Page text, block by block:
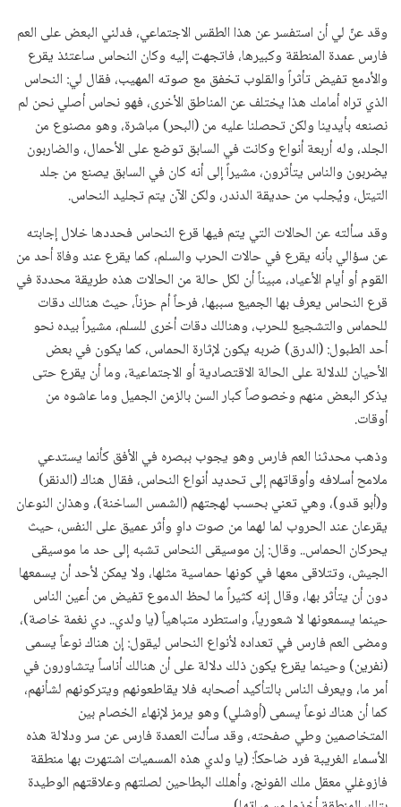
وقد عنّ لي أن استفسر عن هذا الطقس الاجتماعي، فدلني البعض على العم
فارس عمدة المنطقة وكبيرها، فاتجهت إليه وكان النحاس ساعتئذ يقرع
والأدمع تفيض تأثراً والقلوب تخفق مع صوته المهيب، فقال لي: النحاس
الذي تراه أمامك هذا يختلف عن المناطق الأخرى، فهو نحاس أصلي نحن لم
نصنعه بأيدينا ولكن تحصلنا عليه من (البحر) مباشرة، وهو مصنوع من
الجلد، وله أربعة أنواع وكانت في السابق توضع على الأحمال، والضاربون
يضربون والناس يتأثرون، مشيراً إلى أنه كان في السابق يصنع من جلد
التيتل، ويُجلب من حديقة الدندر، ولكن الآن يتم تجليد النحاس.
وقد سألته عن الحالات التي يتم فيها قرع النحاس فحددها خلال إجابته
عن سؤالي بأنه يقرع في حالات الحرب والسلم، كما يقرع عند وفاة أحد من
القوم أو أيام الأعياد، مبيناً أن لكل حالة من الحالات هذه طريقة محددة في
قرع النحاس يعرف بها الجميع سببها، فرحاً أم حزناً، حيث هنالك دقات
للحماس والتشجيع للحرب، وهنالك دقات أخرى للسلم، مشيراً بيده نحو
أحد الطبول: (الدرق) ضربه يكون لإثارة الحماس، كما يكون في بعض
الأحيان للدلالة على الحالة الاقتصادية أو الاجتماعية، وما أن يقرع حتى
يذكر البعض منهم وخصوصاً كبار السن بالزمن الجميل وما عاشوه من
أوقات.
وذهب محدثنا العم فارس وهو يجوب ببصره في الأفق كأنما يستدعي
ملامح أسلافه وأوقاتهم إلى تحديد أنواع النحاس، فقال هناك (الدنقر)
و(أبو قدو)، وهي تعني بحسب لهجتهم (الشمس الساخنة)، وهذان النوعان
يقرعان عند الحروب لما لهما من صوت داوٍ وأثر عميق على النفس، حيث
يحركان الحماس.. وقال: إن موسيقى النحاس تشبه إلى حد ما موسيقى
الجيش، وتتلاقى معها في كونها حماسية مثلها، ولا يمكن لأحد أن يسمعها
دون أن يتأثر بها، وقال إنه كثيراً ما لحظ الدموع تفيض من أعين الناس
حينما يسمعونها لا شعورياً، واستطرد متباهياً (يا ولدي.. دي نغمة خاصة)،
ومضى العم فارس في تعداده لأنواع النحاس ليقول: إن هناك نوعاً يسمى
(نفرين) وحينما يقرع يكون ذلك دلالة على أن هنالك أناساً يتشاورون في
أمر ما، ويعرف الناس بالتأكيد أصحابه فلا يقاطعونهم ويتركونهم لشأنهم،
كما أن هناك نوعاً يسمى (أوشلي) وهو يرمز لإنهاء الخصام بين
المتخاصمين وطي صفحته، وقد سألت العمدة فارس عن سر ودلالة هذه
الأسماء الغريبة فرد ضاحكاً: (يا ولدي هذه المسميات اشتهرت بها منطقة
فازوغلي معقل ملك الفونج، وأهلك البطاحين لصلتهم وعلاقتهم الوطيدة